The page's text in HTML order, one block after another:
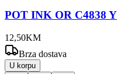
POT INK OR C4838 Y
12,50KM
Brza dostava
U korpu